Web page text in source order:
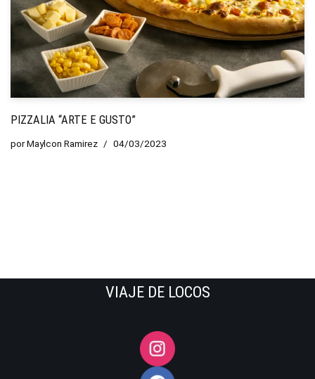
PIZZALIA “ARTE E GUSTO”
porMaylcon Ramirez 04/03/2023
VIAJE DE LOCOS